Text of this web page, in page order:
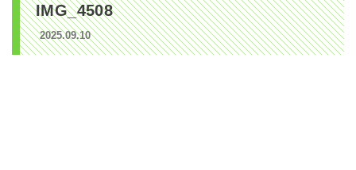
IMG_4508
2025.09.10